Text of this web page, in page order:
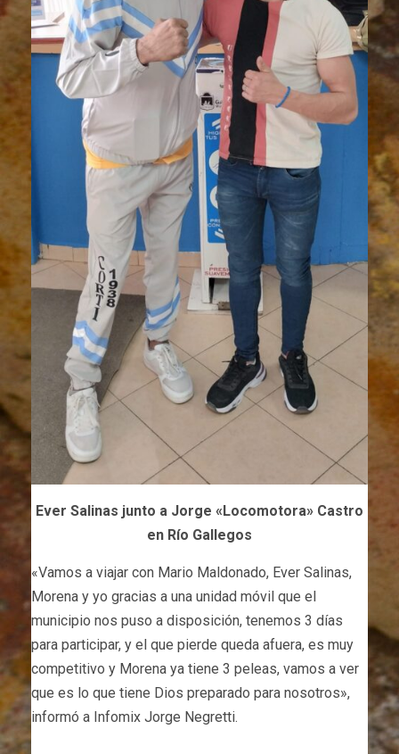
Ever Salinas junto a Jorge «Locomotora» Castro
en Río Gallegos
«Vamos a viajar con Mario Maldonado, Ever Salinas,
Morena y yo gracias a una unidad móvil que el
municipio nos puso a disposición, tenemos 3 días
para participar, y el que pierde queda afuera, es muy
competitivo y Morena ya tiene 3 peleas, vamos a ver
que es lo que tiene Dios preparado para nosotros»,
informó a Infomix Jorge Negretti.